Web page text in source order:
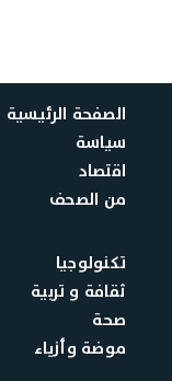
الصفحة الرئيسية
سياسة
اقتصاد
من الصحف
تكنولوجيا
ثقافة و تربية
صحة
موضة وأزياء